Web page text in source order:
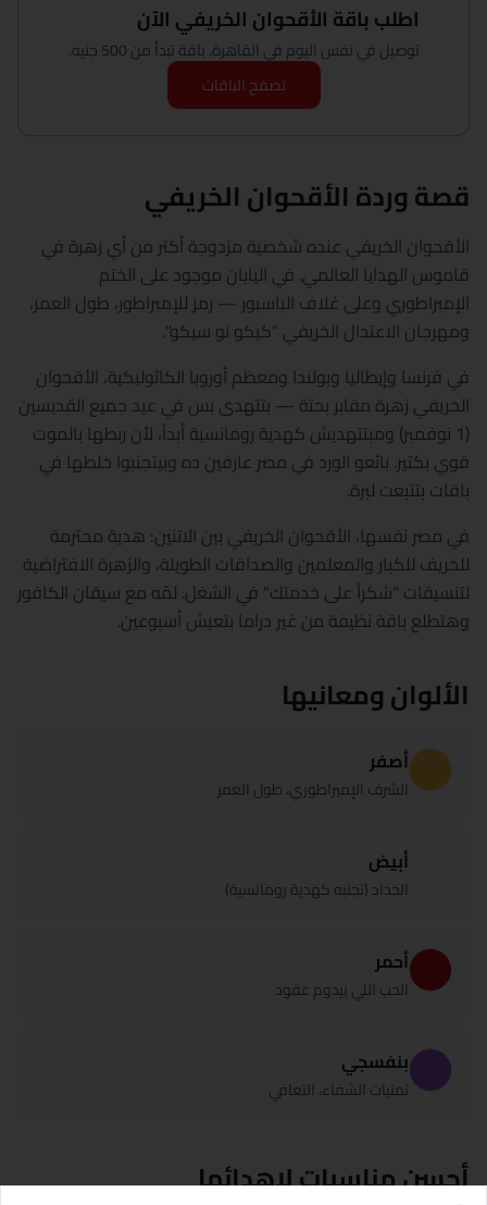
اطلب باقة الأقحوان الخريفي الآن
توصيل في نفس اليوم في القاهرة، باقة تبدأ من 500 جنيه.
تصفح الباقات
قصة وردة الأقحوان الخريفي
الأقحوان الخريفي عنده شخصية مزدوجة أكتر من أي زهرة في
قاموس الهدايا العالمي. في اليابان موجود على الختم
الإمبراطوري وعلى غلاف الباسبور — رمز للإمبراطور، طول العمر،
ومهرجان الاعتدال الخريفي "كيكو نو سيكو".
في فرنسا وإيطاليا وبولندا ومعظم أوروبا الكاثوليكية، الأقحوان
الخريفي زهرة مقابر بحتة — بتتهدى بس في عيد جميع القديسين
(1 نوفمبر) ومبتتهديش كهدية رومانسية أبداً، لأن ربطها بالموت
قوي بكتير. بائعو الورد في مصر عارفين ده وبيتجنبوا خلطها في
باقات بتتبعت لبرة.
في مصر نفسها، الأقحوان الخريفي بين الاتنين: هدية محترمة
للخريف للكبار والمعلمين والصداقات الطويلة، والزهرة الافتراضية
لتنسيقات "شكراً على خدمتك" في الشغل. لمّه مع سيقان الكافور
وهتطلع باقة نظيفة من غير دراما بتعيش أسبوعين.
الألوان ومعانيها
أصفر
الشرف الإمبراطوري، طول العمر
أبيض
الحداد (تجنبه كهدية رومانسية)
أحمر
الحب اللي بيدوم عقود
بنفسجي
تمنيات الشفاء، التعافي
أحسن مناسبات لإهدائها